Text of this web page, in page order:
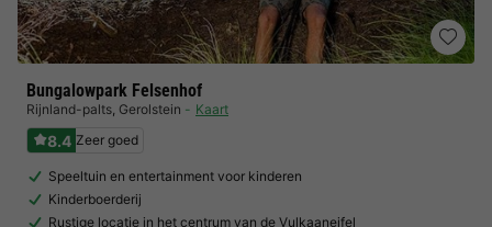
Bungalowpark Felsenhof
Rijnland-palts, Gerolstein Kaart
8.4 Zeer goed
Speeltuin en entertainment voor kinderen
Kinderboerderij
Rustige locatie in het centrum van de Vulkaaneifel